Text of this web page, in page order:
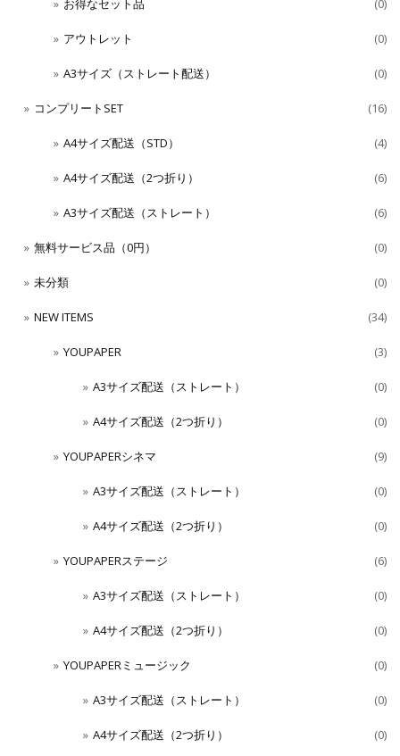
お得なセット品 (0)
アウトレット (0)
A3サイズ（ストレート配送） (0)
コンプリートSET (16)
A4サイズ配送（STD） (4)
A4サイズ配送（2つ折り） (6)
A3サイズ配送（ストレート） (6)
無料サービス品（0円） (0)
未分類 (0)
NEW ITEMS (34)
YOUPAPER (3)
A3サイズ配送（ストレート） (0)
A4サイズ配送（2つ折り） (0)
YOUPAPERシネマ (9)
A3サイズ配送（ストレート） (0)
A4サイズ配送（2つ折り） (0)
YOUPAPERステージ (6)
A3サイズ配送（ストレート） (0)
A4サイズ配送（2つ折り） (0)
YOUPAPERミュージック (0)
A3サイズ配送（ストレート） (0)
A4サイズ配送（2つ折り） (0)